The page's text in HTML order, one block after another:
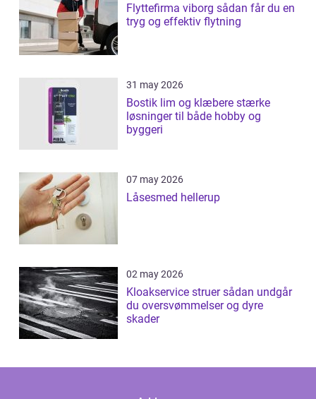
Flyttefirma viborg sådan får du en
tryg og effektiv flytning
31 may 2026
Bostik lim og klæbere stærke
løsninger til både hobby og
byggeri
07 may 2026
Låsesmed hellerup
02 may 2026
Kloakservice struer sådan undgår
du oversvømmelser og dyre
skader